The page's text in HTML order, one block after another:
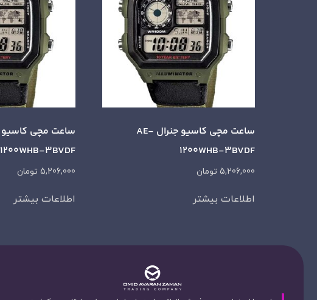
ساعت مچی کاسیو جنرال AE-
1200WHB-3BVDF
5,206,000 تومان
اطلاعات بیشتر
1200WHB-3BVDF
5,206,000 تومان
اطلاعات بیشتر